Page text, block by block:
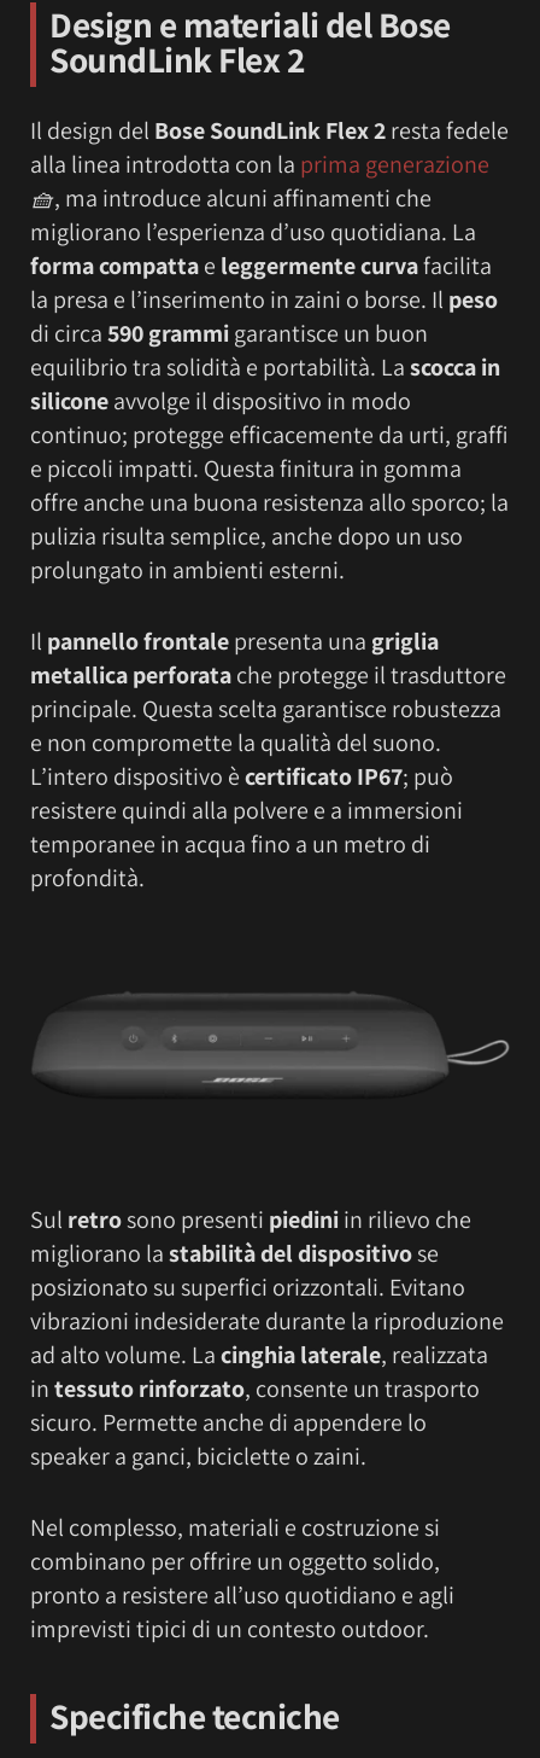
Design e materiali del Bose
SoundLink Flex 2
Il design del Bose SoundLink Flex 2resta fedele
alla linea introdotta con la prima generazione
🧺, ma introduce alcuni affinamenti che
migliorano l’esperienza d’uso quotidiana. La
forma compattae leggermente curvafacilita
la presa e l’inserimento in zaini o borse. Il peso
di circa590 grammigarantisce un buon
equilibrio tra solidità e portabilità. Lascocca in
siliconeavvolge il dispositivo in modo
continuo; protegge efficacemente da urti, graffi
e piccoli impatti. Questa finitura in gomma
offre anche una buona resistenza allo sporco; la
pulizia risulta semplice, anche dopo un uso
prolungato in ambienti esterni.
Il pannello frontalepresenta una griglia
metallica perforatache protegge il trasduttore
principale. Questa scelta garantisce robustezza
e non compromette la qualità del suono.
L’intero dispositivo ècertificato IP67; può
resistere quindi alla polvere e a immersioni
temporanee in acqua fino a un metro di
profondità.
Sul retrosono presenti piediniin rilievo che
migliorano lastabilità del dispositivose
posizionato su superfici orizzontali. Evitano
vibrazioni indesiderate durante la riproduzione
ad alto volume. Lacinghia laterale, realizzata
intessuto rinforzato, consente un trasporto
sicuro. Permette anche di appendere lo
speaker a ganci, biciclette o zaini.
Nel complesso, materiali e costruzione si
combinano per offrire un oggetto solido,
pronto a resistere all’uso quotidiano e agli
imprevisti tipici di un contesto outdoor.
Specifiche tecniche